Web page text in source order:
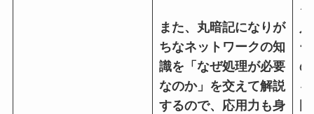
また、丸暗記になりが
ちなネットワークの知
識を「なぜ処理が必要
なのか」を交えて解説
するので、応用力も身